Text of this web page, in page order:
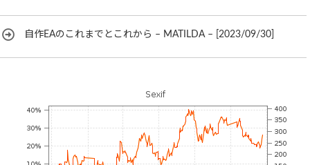
自作EAのこれまでとこれから – MATILDA – [2023/09/30]